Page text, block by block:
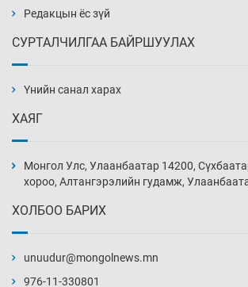
Өчигдөр 14 цаг 00 мин
нэмэгджээ
Өчигдөр 13 цаг 30 мин
Өчигдөр 13 цаг 00 мин
Редакцын ёс зүй
СУРТАЛЧИЛГАА БАЙРШУУЛАХ
Үнийн санал харах
ХАЯГ
Монгол Улс, Улаанбаатар 14200,
хороо, Алтангэрэлийн гудамж,
ХОЛБОО БАРИХ
unuudur@mongolnews.mn
976-11-330801